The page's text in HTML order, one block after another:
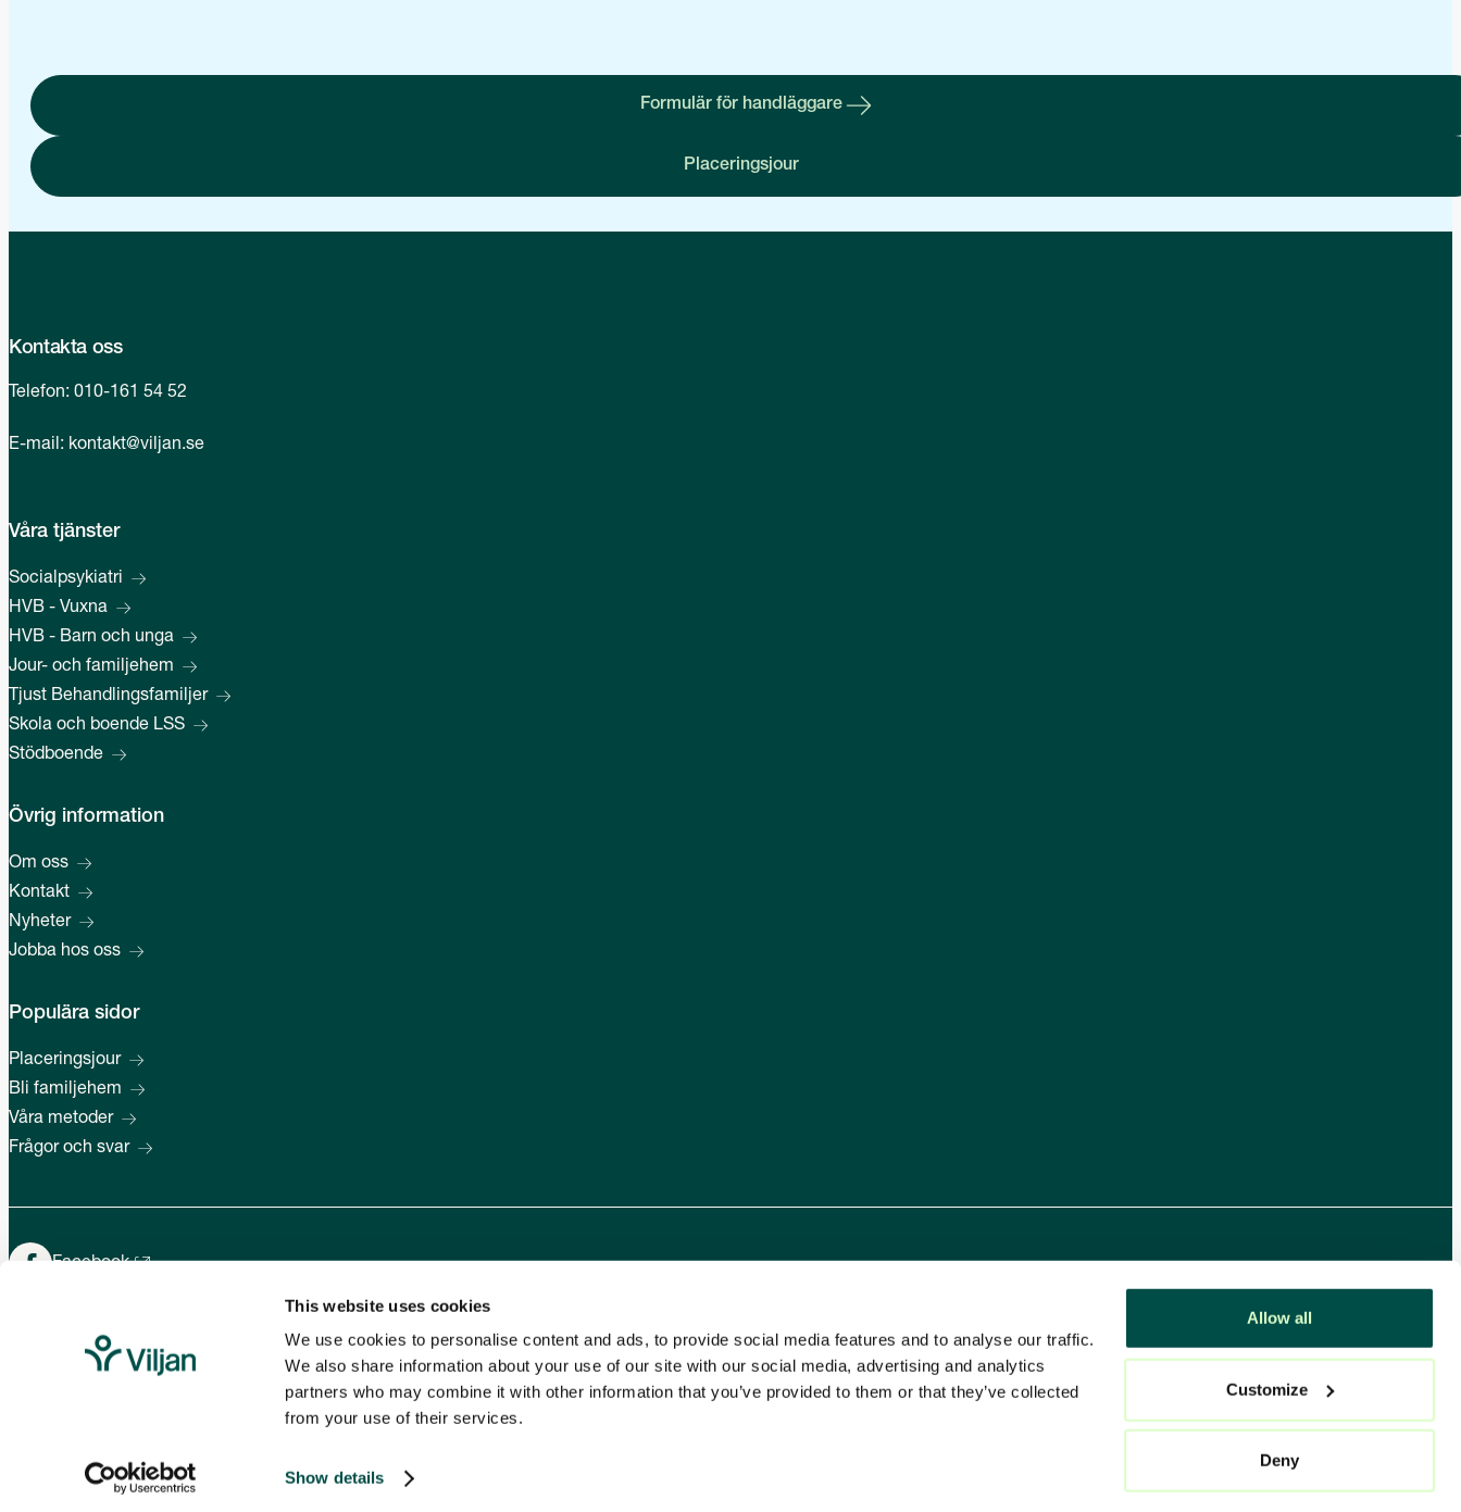
This website uses cookies
We use cookies to personalise content and ads, to provide social media features and to analyse our traffic.
We also share information about your use of our site with our social media, advertising and analytics
partners who may combine it with other information that you’ve provided to them or that they’ve collected
from your use of their services.
Show details
Allow all
Customize
Deny
Formulär för handläggare
Placeringsjour
Kontakta oss
Telefon: 010-161 54 52
E-mail: kontakt@viljan.se
Våra tjänster
Socialpsykiatri
HVB - Vuxna
HVB - Barn och unga
Jour- och familjehem
Tjust Behandlingsfamiljer
Skola och boende LSS
Stödboende
Övrig information
Om oss
Kontakt
Nyheter
Jobba hos oss
Populära sidor
Placeringsjour
Bli familjehem
Våra metoder
Frågor och svar
Facebook
LinkedIn